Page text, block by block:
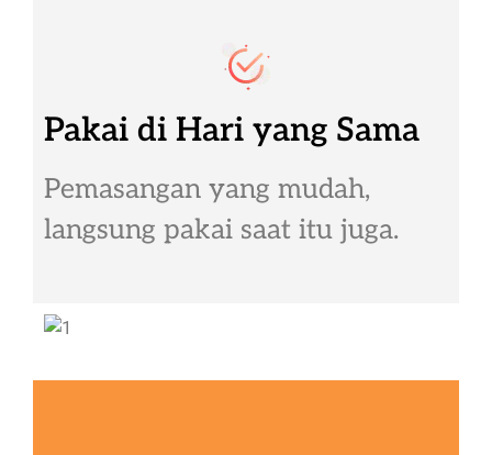
Pakai di Hari yang Sama
Pemasangan yang mudah,
langsung pakai saat itu juga.